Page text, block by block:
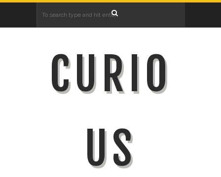
CURIO
US